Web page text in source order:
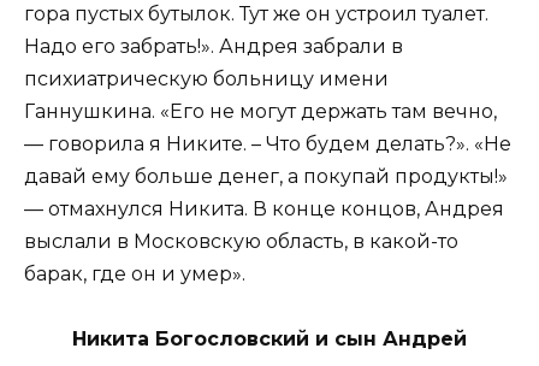
гора пустых бутылок. Тут же он устроил туалет.
Надо его забрать!». Андрея забрали в
психиатрическую больницу имени
Ганнушкина. «Его не могут держать там вечно,
— говорила я Никите. – Что будем делать?». «Не
давай ему больше денег, а покупай продукты!»
— отмахнулся Никита. В конце концов, Андрея
выслали в Московскую область, в какой-то
барак, где он и умер».
Никита Богословский и сын Андрей